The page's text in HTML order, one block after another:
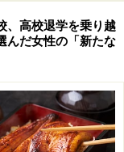
けど違和感が続く
『脳ドックを受
、高校退学を乗り越
んだ女性の「新たな